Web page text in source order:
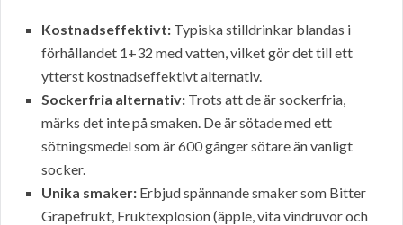
Kostnadseffektivt: Typiska stilldrinkar blandas i
förhållandet 1+32 med vatten, vilket gör det till ett
ytterst kostnadseffektivt alternativ.
Sockerfria alternativ: Trots att de är sockerfria,
märks det inte på smaken. De är sötade med ett
sötningsmedel som är 600 gånger sötare än vanligt
socker.
Unika smaker: Erbjud spännande smaker som Bitter
Grapefrukt, Fruktexplosion (äpple, vita vindruvor och